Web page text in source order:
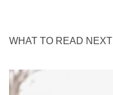
WHAT TO READ NEXT